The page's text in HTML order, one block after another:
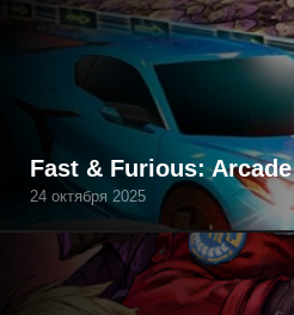
Fast & Furious:
24 октября 2025